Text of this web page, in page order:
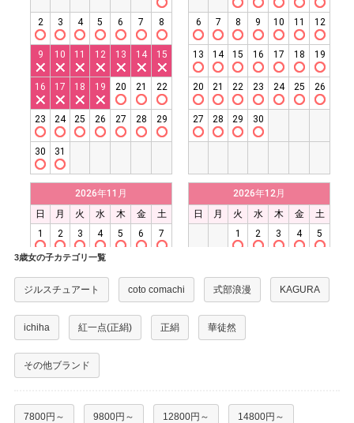
3歳女の子カテゴリ一覧
ジルスチュアート coto comachi 式部浪漫 KAGURA
ichiha 紅一点(正絹) 正絹 華徒然
その他ブランド
7800円～ 9800円～ 12800円～ 14800円～